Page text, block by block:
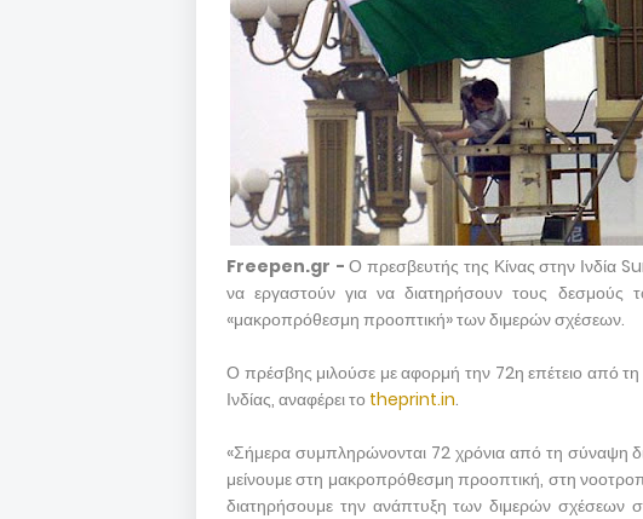
Freepen.gr - Ο πρεσβευτής της Κίνας στην Ινδία
να εργαστούν για να διατηρήσουν τους δεσμούς
«μακροπρόθεσμη προοπτική» των διμερών σχέσεων.
Ο πρέσβης μιλούσε με αφορμή την 72η επέτειο από
Ινδίας, αναφέρει το theprint.in.
«Σήμερα συμπληρώνονται 72 χρόνια από τη σύναψη
μείνουμε στη μακροπρόθεσμη προοπτική, στη
διατηρήσουμε την ανάπτυξη των διμερών σχέσεων